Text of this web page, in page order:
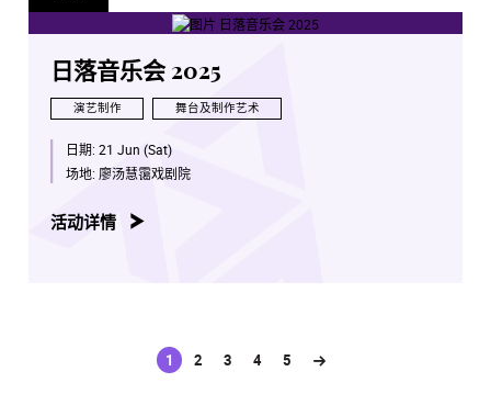
日落音乐会 2025
演艺制作 舞台及制作艺术
日期: 21 Jun (Sat)
场地: 廖汤慧霭戏剧院
活动详情
1
(current)
2 3 4 5